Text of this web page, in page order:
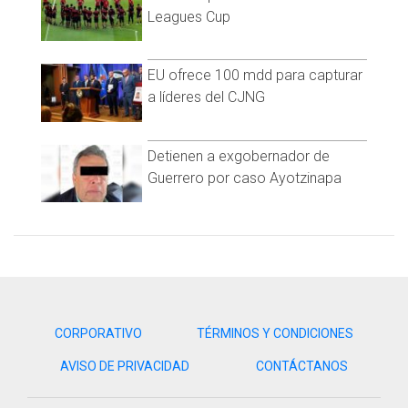
olímpica. La gimnasta rusa ganó la medalla de oro en estos
Juegos Olímpicos.
Leagues Cup
EU ofrece 100 mdd para capturar
a líderes del CJNG
Detienen a exgobernador de
Guerrero por caso Ayotzinapa
CORPORATIVO TÉRMINOS Y CONDICIONES
AVISO DE PRIVACIDAD CONTÁCTANOS